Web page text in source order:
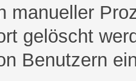
manueller
gelöscht
Benutzern